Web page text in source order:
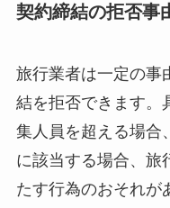
契約締結の拒否事
旅行業者は一定の事
結を拒否できます。
集人員を超える場合
に該当する場合、旅
たす行為のおそれが